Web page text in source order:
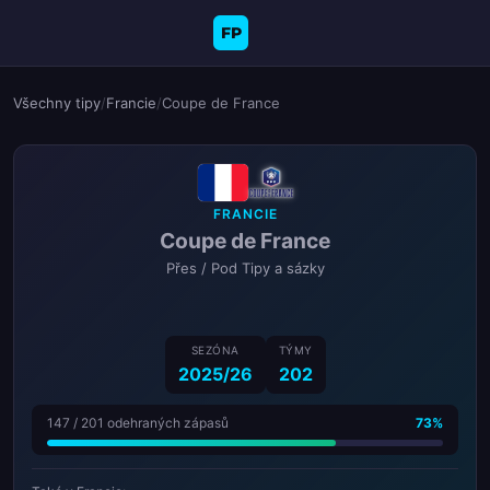
FP
Všechny tipy/Francie/Coupe de France
FRANCIE
Coupe de France
Přes / Pod Tipy a sázky
SEZÓNA
2025/26
TÝMY
202
147 / 201 odehraných zápasů 73%